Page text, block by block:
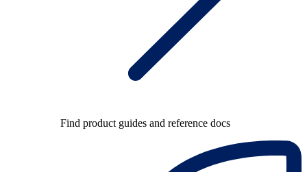
Find product guides and reference docs